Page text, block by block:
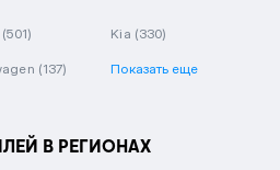
(501) Kia (330)
(137) Показать еще
В РЕГИОНАХ